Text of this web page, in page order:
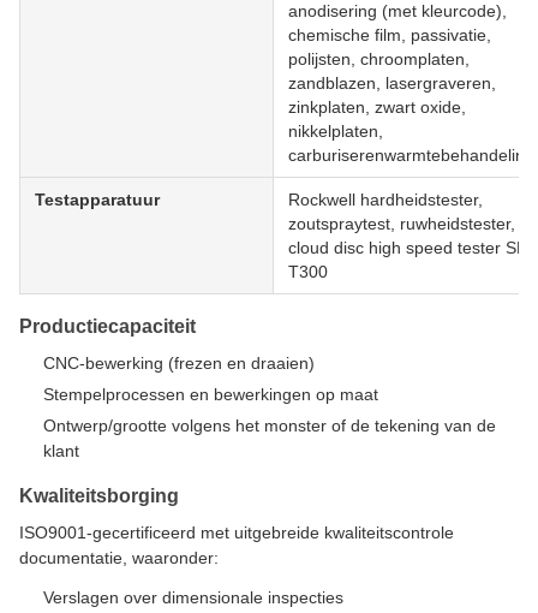
anodisering (met kleurcode),
chemische film, passivatie,
polijsten, chroomplaten,
zandblazen, lasergraveren,
zinkplaten, zwart oxide,
nikkelplaten,
carburiserenwarmtebehandeling
Testapparatuur
Rockwell hardheidstester,
zoutspraytest, ruwheidstester,
cloud disc high speed tester SP-
T300
Productiecapaciteit
CNC-bewerking (frezen en draaien)
Stempelprocessen en bewerkingen op maat
Ontwerp/grootte volgens het monster of de tekening van de
klant
Kwaliteitsborging
ISO9001-gecertificeerd met uitgebreide kwaliteitscontrole
documentatie, waaronder:
Verslagen over dimensionale inspecties